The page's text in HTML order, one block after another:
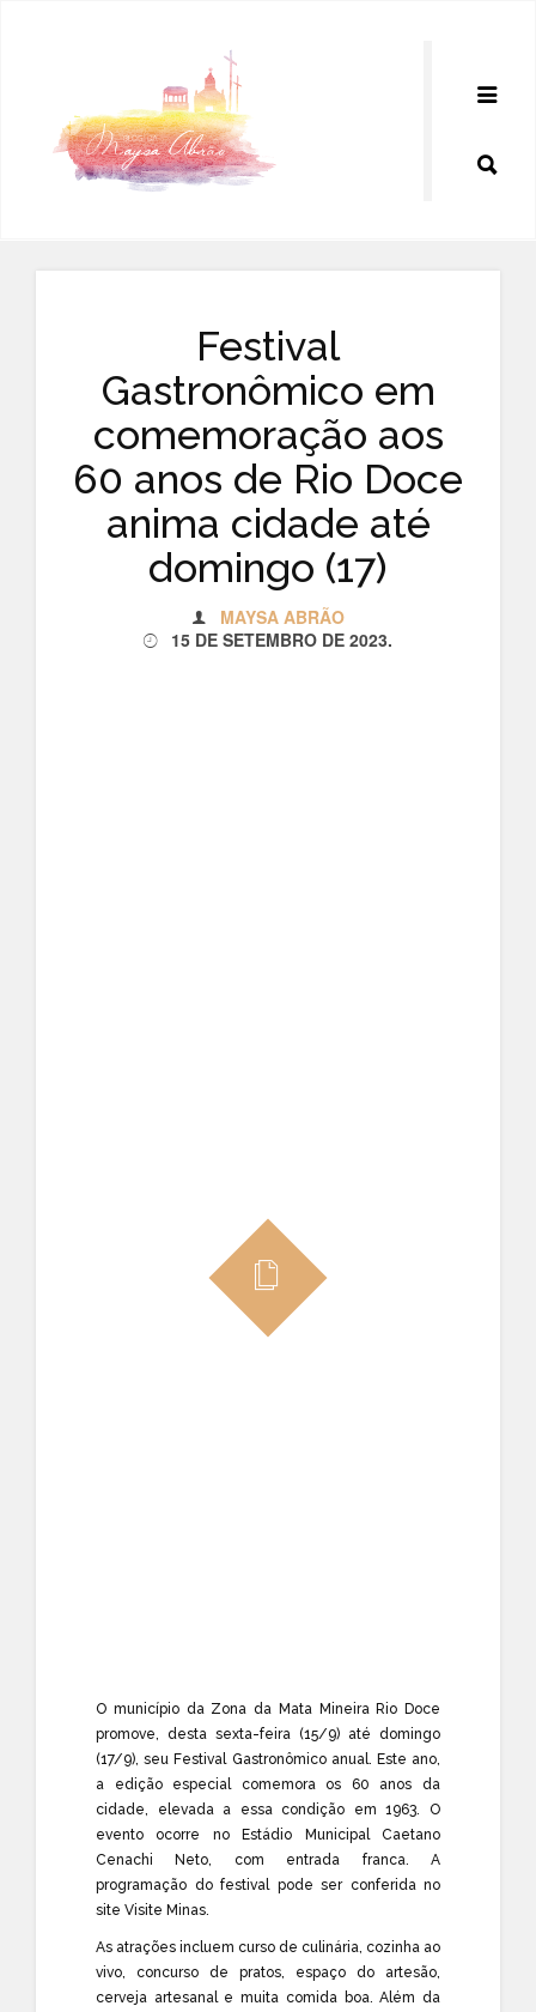
Festival
Gastronômico em
comemoração aos
60 anos de Rio Doce
anima cidade até
domingo (17)
MAYSA ABRÃO
15 DE SETEMBRO DE 2023.
O município da Zona da Mata Mineira Rio Doce
promove, desta sexta-feira (15/9) até domingo
(17/9), seu Festival Gastronômico anual. Este ano,
a edição especial comemora os 60 anos da
cidade, elevada a essa condição em 1963. O
evento ocorre no Estádio Municipal Caetano
Cenachi Neto, com entrada franca. A
programação do festival pode ser conferida no
site Visite Minas
As atrações incluem curso de culinária, cozinha ao
vivo, concurso de pratos, espaço do artesão,
cerveja artesanal e muita comida boa. Além da